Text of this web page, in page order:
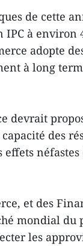
de cette
IPC à environ
adopte
à long
devrait
des
néfastes
et des
mondial du
les